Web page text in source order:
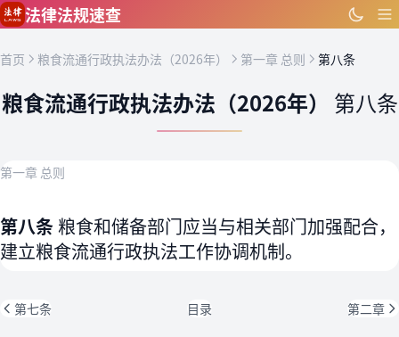
跳到主要内容
法律法规速查
首页 粮食流通行政执法办法（2026年） 第一章 总则 第八条
粮食流通行政执法办法（2026年） 第八条
第一章 总则
第八条粮食和储备部门应当与相关部门加强配合，
建立粮食流通行政执法工作协调机制。
第七条 目录 第二章